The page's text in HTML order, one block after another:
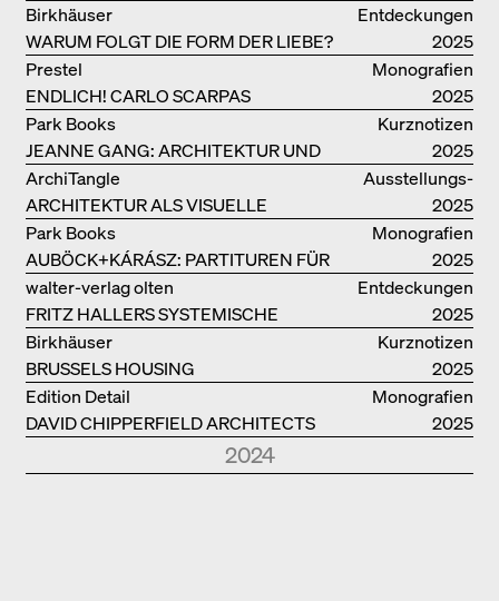
Entdeckungen
WARUM FOLGT DIE FORM DER LIEBE?
Birkhäuser
2025
Monografien
ENDLICH! CARLO SCARPAS
GESAMTWERK
Prestel
2025
Kurznotizen
JEANNE GANG: ARCHITEKTUR UND
DIE KUNST DES PFROPFENS
Park Books
2025
Ausstellungs­
kataloge
ARCHITEKTUR ALS VISUELLE
INVESTIGATION
ArchiTangle
2025
Monografien
AUBÖCK+KÁRÁSZ: PARTITUREN FÜR
OFFENE RÄUME
Park Books
2025
Entdeckungen
FRITZ HALLERS SYSTEMISCHE
STADTUTOPIE
walter-verlag olten
2025
Kurznotizen
BRUSSELS HOUSING
Birkhäuser
2025
Monografien
DAVID CHIPPERFIELD ARCHITECTS
Edition Detail
2025
2024